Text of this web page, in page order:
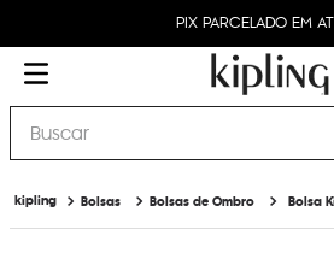
PIX PARCELADO EM
Buscar
Bolsas Bolsas de Ombro Bolsa